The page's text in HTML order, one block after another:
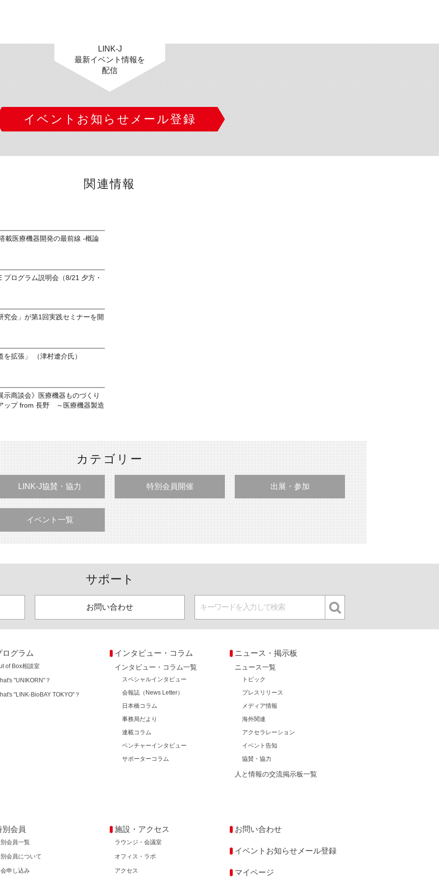
LINK-J
最新イベント情報を
配信
イベントお知らせメール登録
関連情報
載医療機器開発の最前線 -概論
プログラム説明会（8/21 夕方・
究会」が第1回実践セミナーを開
拡張」 （津村遼介氏）
示商談会》医療機器ものづくり
ップ from 長野 ～医療機器製造
カテゴリー
LINK-J協賛・協力 特別会員開催 出展・参加
イベント一覧
サポート
お問い合わせ
ログラム
of Box相談室
"UNIKORN"？
"LINK-BioBAY TOKYO"？
インタビュー・コラム
インタビュー・コラム一覧
スペシャルインタビュー
会報誌（News Letter）
日本橋コラム
事務局だより
連載コラム
ベンチャーインタビュー
サポーターコラム
ニュース・掲示板
ニュース一覧
トピック
プレスリリース
メディア情報
海外関連
アクセラレーション
イベント告知
協賛・協力
人と情報の交流掲示板一覧
別会員
会員一覧
会員について
申し込み
施設・アクセス
ラウンジ・会議室
オフィス・ラボ
アクセス
お問い合わせ
イベントお知らせメール登録
マイページ